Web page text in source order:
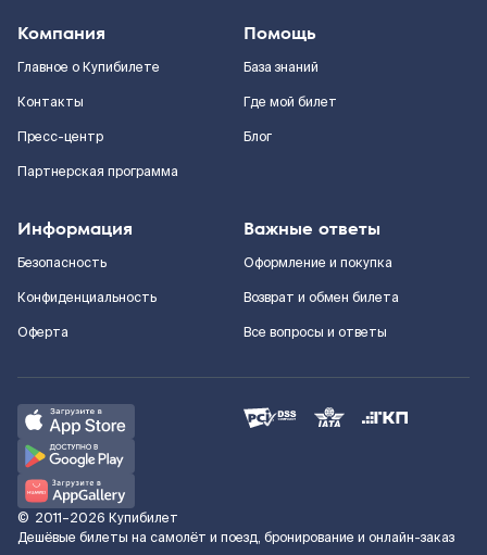
Компания
Главное о Купибилете
Контакты
Пресс-центр
Партнерская программа
Помощь
База знаний
Где мой билет
Блог
Информация
Безопасность
Конфиденциальность
Оферта
Важные ответы
Оформление и покупка
Возврат и обмен билета
Все вопросы и ответы
© 2011–2026 Купибилет
Дешёвые билеты на самолёт и поезд, бронирование и онлайн-заказ